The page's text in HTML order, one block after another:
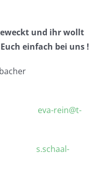
und ihr wollt
einfach bei uns !
Rein eva-rein@t-
s.schaal-